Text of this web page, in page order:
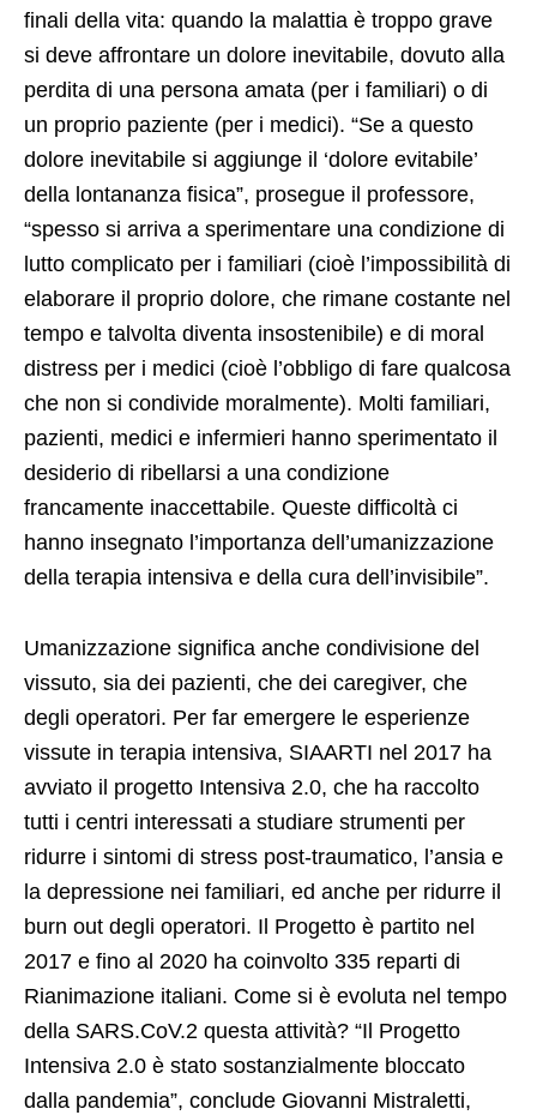
finali della vita: quando la malattia è troppo grave
si deve affrontare un dolore inevitabile, dovuto alla
perdita di una persona amata (per i familiari) o di
un proprio paziente (per i medici). “Se a questo
dolore inevitabile si aggiunge il ‘dolore evitabile’
della lontananza fisica”, prosegue il professore,
“spesso si arriva a sperimentare una condizione di
lutto complicato per i familiari (cioè l’impossibilità di
elaborare il proprio dolore, che rimane costante nel
tempo e talvolta diventa insostenibile) e di moral
distress per i medici (cioè l’obbligo di fare qualcosa
che non si condivide moralmente). Molti familiari,
pazienti, medici e infermieri hanno sperimentato il
desiderio di ribellarsi a una condizione
francamente inaccettabile. Queste difficoltà ci
hanno insegnato l’importanza dell’umanizzazione
della terapia intensiva e della cura dell’invisibile”.
Umanizzazione significa anche condivisione del
vissuto, sia dei pazienti, che dei caregiver, che
degli operatori. Per far emergere le esperienze
vissute in terapia intensiva, SIAARTI nel 2017 ha
avviato il progetto Intensiva 2.0, che ha raccolto
tutti i centri interessati a studiare strumenti per
ridurre i sintomi di stress post-traumatico, l’ansia e
la depressione nei familiari, ed anche per ridurre il
burn out degli operatori. Il Progetto è partito nel
2017 e fino al 2020 ha coinvolto 335 reparti di
Rianimazione italiani. Come si è evoluta nel tempo
della SARS.CoV.2 questa attività? “Il Progetto
Intensiva 2.0 è stato sostanzialmente bloccato
dalla pandemia”, conclude Giovanni Mistraletti,